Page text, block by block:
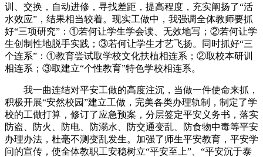
训、交换，自动进修，寻找差距，提高程度，充实阐扬了“活
水效应”，结果相当较着。现实工做中，我强调全体教师要抓
好“三项研究”：①若何让学生学会读、无效地写；②若何让学
生创制性地脱手实践；③若何让学生才艺飞扬。同时抓好“三
个连系”：①教育尝试取学校文化扶植相连系；②取校本研训
相连系；③取建立“个性教育”特色学校相连系。
我一曲连结对平安工做的高度注沉，当做一件使命来抓，
积极开展“安然校园”建立工做，完美各类办理轨制，制定了学
校的工做打算，修订了应急预案，分层签定平安义务书，落实
防盗、防火、防电、防溺水、防交通变乱、防食物中毒等平安
办理办法，杜毫不测变乱发生。加强了师生平安教育，平安学
问的宣传，使全体教职工安稳树立“平安至上”、“平安沉于泰